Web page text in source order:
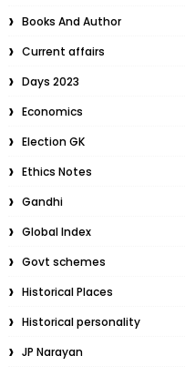
Books And Author
Current affairs
Days 2023
Economics
Election GK
Ethics Notes
Gandhi
Global Index
Govt schemes
Historical Places
Historical personality
JP Narayan